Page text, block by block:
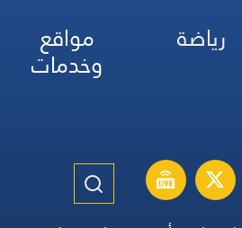
رياضة مواقع
وخدمات